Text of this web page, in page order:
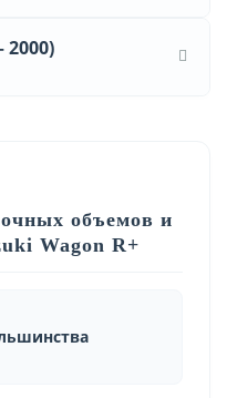
2000)
объемов и
Wagon R+